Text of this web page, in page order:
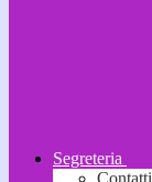
Segreteria